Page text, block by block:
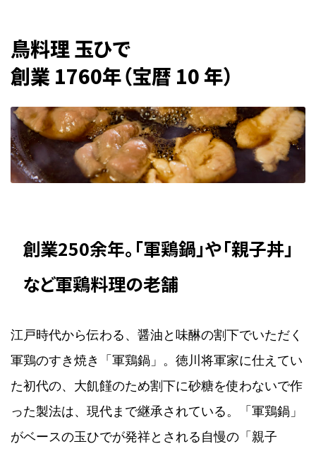
鳥料理 玉ひで
創業 1760年（宝暦 10 年）
創業250余年。「軍鶏鍋」や「親子丼」
など軍鶏料理の老舗
江戸時代から伝わる、醤油と味醂の割下でいただく
軍鶏のすき焼き「軍鶏鍋」。徳川将軍家に仕えてい
た初代の、大飢饉のため割下に砂糖を使わないで作
った製法は、現代まで継承されている。「軍鶏鍋」
がベースの玉ひでが発祥とされる自慢の「親子